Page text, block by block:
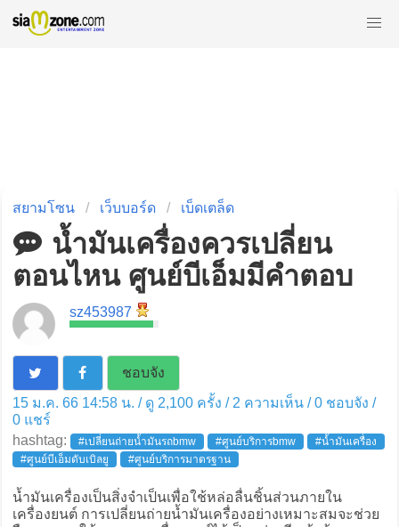
สยามโซน เว็บบอร์ด เบ็ดเตล็ด
น้ำมันเครื่องควรเปลี่ยน
ตอนไหน ศูนย์บีเอ็มมีคำตอบ
sz453987
ชอบจัง
15 ม.ค. 66 14:58 น. / ดู 2,100 ครั้ง / 2 ความเห็น /0ชอบจัง /
0แชร์
hashtag:
#เปลี่ยนถ่ายน้ำมันรถbmw #ศูนย์บริการbmw
#น้ำมันเครื่อง
#ศูนย์บีเอ็มดับเบิลยู
#ศูนย์บริการมาตรฐาน
น้ำมันเครื่องเป็นสิ่งจำเป็นเพื่อใช้หล่อลื่นชิ้นส่วนภายใน
เครื่องยนต์ การเปลี่ยนถ่ายน้ำมันเครื่องอย่างเหมาะสมจะช่วย